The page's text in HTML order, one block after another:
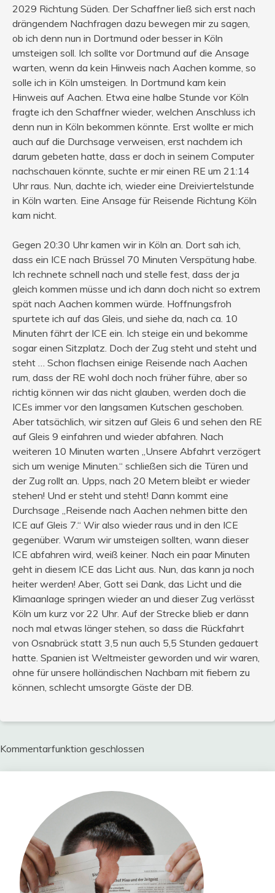
2029 Richtung Süden. Der Schaffner ließ sich erst nach
drängendem Nachfragen dazu bewegen mir zu sagen,
ob ich denn nun in Dortmund oder besser in Köln
umsteigen soll. Ich sollte vor Dortmund auf die Ansage
warten, wenn da kein Hinweis nach Aachen komme, so
solle ich in Köln umsteigen. In Dortmund kam kein
Hinweis auf Aachen. Etwa eine halbe Stunde vor Köln
fragte ich den Schaffner wieder, welchen Anschluss ich
denn nun in Köln bekommen könnte. Erst wollte er mich
auch auf die Durchsage verweisen, erst nachdem ich
darum gebeten hatte, dass er doch in seinem Computer
nachschauen könnte, suchte er mir einen RE um 21:14
Uhr raus. Nun, dachte ich, wieder eine Dreiviertelstunde
in Köln warten. Eine Ansage für Reisende Richtung Köln
kam nicht.
Gegen 20:30 Uhr kamen wir in Köln an. Dort sah ich,
dass ein ICE nach Brüssel 70 Minuten Verspätung habe.
Ich rechnete schnell nach und stelle fest, dass der ja
gleich kommen müsse und ich dann doch nicht so extrem
spät nach Aachen kommen würde. Hoffnungsfroh
spurtete ich auf das Gleis, und siehe da, nach ca. 10
Minuten fährt der ICE ein. Ich steige ein und bekomme
sogar einen Sitzplatz. Doch der Zug steht und steht und
steht … Schon flachsen einige Reisende nach Aachen
rum, dass der RE wohl doch noch früher führe, aber so
richtig können wir das nicht glauben, werden doch die
ICEs immer vor den langsamen Kutschen geschoben.
Aber tatsächlich, wir sitzen auf Gleis 6 und sehen den RE
auf Gleis 9 einfahren und wieder abfahren. Nach
weiteren 10 Minuten warten „Unsere Abfahrt verzögert
sich um wenige Minuten.“ schließen sich die Türen und
der Zug rollt an. Upps, nach 20 Metern bleibt er wieder
stehen! Und er steht und steht! Dann kommt eine
Durchsage „Reisende nach Aachen nehmen bitte den
ICE auf Gleis 7.“ Wir also wieder raus und in den ICE
gegenüber. Warum wir umsteigen sollten, wann dieser
ICE abfahren wird, weiß keiner. Nach ein paar Minuten
geht in diesem ICE das Licht aus. Nun, das kann ja noch
heiter werden! Aber, Gott sei Dank, das Licht und die
Klimaanlage springen wieder an und dieser Zug verlässt
Köln um kurz vor 22 Uhr. Auf der Strecke blieb er dann
noch mal etwas länger stehen, so dass die Rückfahrt
von Osnabrück statt 3,5 nun auch 5,5 Stunden gedauert
hatte. Spanien ist Weltmeister geworden und wir waren,
ohne für unsere holländischen Nachbarn mit fiebern zu
können, schlecht umsorgte Gäste der DB.
Kommentarfunktion geschlossen